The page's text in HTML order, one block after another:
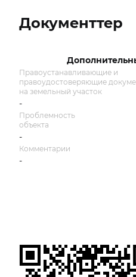
Документтер
Правоустанавливающие и
правоудостоверяющие
на земельный участок
-
Проблемность
объекта
-
Комментарии
-